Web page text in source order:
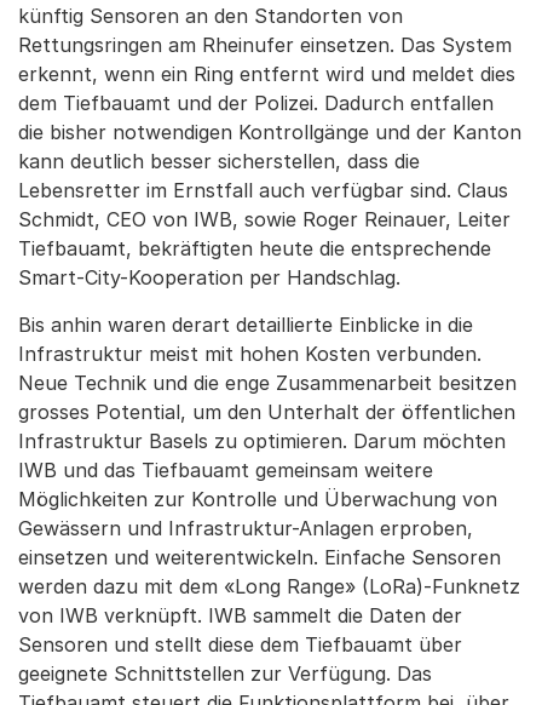
künftig Sensoren an den Standorten von
Rettungsringen am Rheinufer einsetzen. Das System
erkennt, wenn ein Ring entfernt wird und meldet dies
dem Tiefbauamt und der Polizei. Dadurch entfallen
die bisher notwendigen Kontrollgänge und der Kanton
kann deutlich besser sicherstellen, dass die
Lebensretter im Ernstfall auch verfügbar sind. Claus
Schmidt, CEO von IWB, sowie Roger Reinauer, Leiter
Tiefbauamt, bekräftigten heute die entsprechende
Smart-City-Kooperation per Handschlag.
Bis anhin waren derart detaillierte Einblicke in die
Infrastruktur meist mit hohen Kosten verbunden.
Neue Technik und die enge Zusammenarbeit besitzen
grosses Potential, um den Unterhalt der öffentlichen
Infrastruktur Basels zu optimieren. Darum möchten
IWB und das Tiefbauamt gemeinsam weitere
Möglichkeiten zur Kontrolle und Überwachung von
Gewässern und Infrastruktur-Anlagen erproben,
einsetzen und weiterentwickeln. Einfache Sensoren
werden dazu mit dem «Long Range» (LoRa)-Funknetz
von IWB verknüpft. IWB sammelt die Daten der
Sensoren und stellt diese dem Tiefbauamt über
geeignete Schnittstellen zur Verfügung. Das